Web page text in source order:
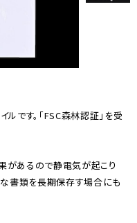
です。「FSC森林認証」を受
があるので静電気が起こり
な書類を長期保存す場合にも